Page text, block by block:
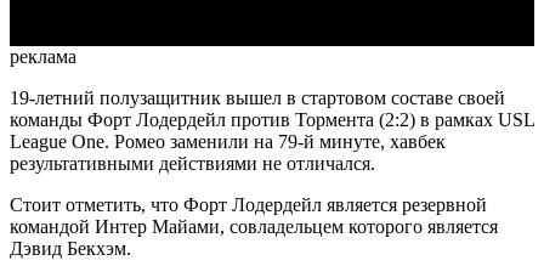
реклама
19-летний полузащитник вышел в стартовом составе своей
команды Форт Лодердейл против Тормента (2:2) в рамках USL
League One. Ромео заменили на 79-й минуте, хавбек
результативными действиями не отличался.
Стоит отметить, что Форт Лодердейл является резервной
командой Интер Майами, совладельцем которого является
Дэвид Бекхэм.